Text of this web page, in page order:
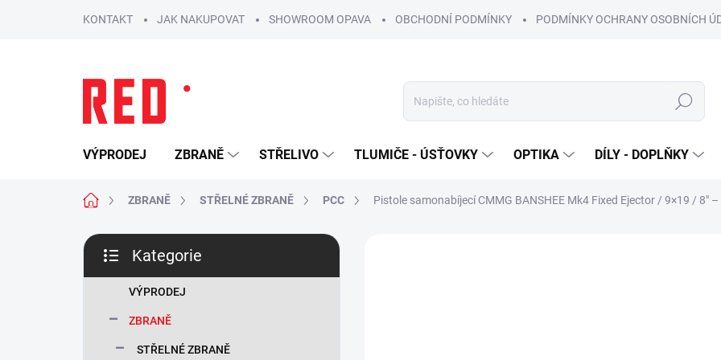
KONTAKT JAK NAKUPOVAT SHOWROOM OPAVA OBCHODNÍ PODMÍNKY PODMÍNKY OCHRANY OSOBNÍCH
Hledat
VÝPRODEJ ZBRANĚ STŘELIVO TLUMIČE - ÚSŤOVKY OPTIKA DÍLY - DOPLŇKY
Domů ZBRANĚ STŘELNÉ ZBRANĚ PCC Pistole samonabíjecí CMMG BANSHEE Mk4 Fixed Ejector / 9×19 / 8" –
P
s
kategorie
Kategorie
VÝPRODEJ
ZBRANĚ
STŘELNÉ ZBRANĚ